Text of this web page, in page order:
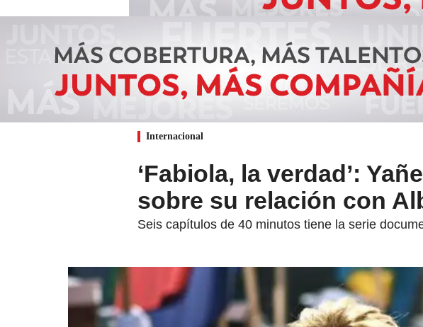
Internacional
‘Fabiola, la verdad’:
sobre su relación con
Seis capítulos de 40 minutos tiene la serie